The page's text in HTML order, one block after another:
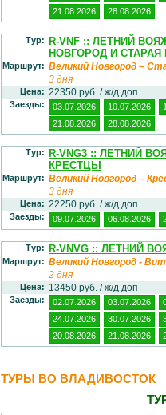
21.08.2026
28.08.2026
Тур: R-VNF :: ЛЕТНИЙ
НОВГОРОД И СТАРАЯ
Маршрут: Великий Новгород –
3 дня
Цена: 22350 руб. / ж/д доп
Заезды: 03.07.2026 10.07.2026
21.08.2026
28.08.2026
Тур: R-VNG3 :: ЛЕТНИЙ
КРЕСТЦЫ
Маршрут: Великий Новгород –
3 дня
Цена: 22250 руб. / ж/д доп
Заезды: 09.07.2026 06.08.2026
Тур: R-VNVG :: ЛЕТНИЙ
Маршрут: Великий Новгород -
2 дня
Цена: 13450 руб. / ж/д доп
Заезды: 02.07.2026 03.07.2026
24.07.2026
30.07.2026
20.08.2026
21.08.2026
ТУРЫ ВО ВЛАДИВОСТОК